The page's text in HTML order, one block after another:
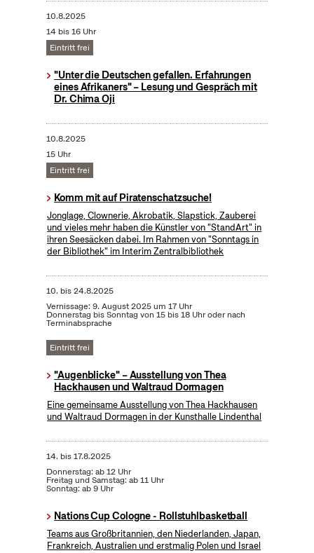
10.8.2025
14 bis 16 Uhr
Eintritt frei
"Unter die Deutschen gefallen. Erfahrungen
eines Afrikaners" – Lesung und Gespräch mit
Dr. Chima Oji
10.8.2025
15 Uhr
Eintritt frei
Komm mit auf Piratenschatzsuche!
Jonglage, Clownerie, Akrobatik, Slapstick, Zauberei
und vieles mehr haben die Künstler von "StandArt" in
ihren Seesäcken dabei. Im Rahmen von "Sonntags in
der Bibliothek" im Interim Zentralbibliothek
10. bis24.8.2025
Vernissage: 9. August 2025 um 17 Uhr
Donnerstag bis Sonntag von 15 bis 18 Uhr oder nach
Terminabsprache
Eintritt frei
"Augenblicke" – Ausstellung von Thea
Hackhausen und Waltraud Dormagen
Eine gemeinsame Ausstellung von Thea Hackhausen
und Waltraud Dormagen in der Kunsthalle Lindenthal
14. bis17.8.2025
Donnerstag: ab 12 Uhr
Freitag und Samstag: ab 11 Uhr
Sonntag: ab 9 Uhr
Nations Cup Cologne - Rollstuhlbasketball
Teams aus Großbritannien, den Niederlanden, Japan,
Frankreich, Australien und erstmalig Polen und Israel